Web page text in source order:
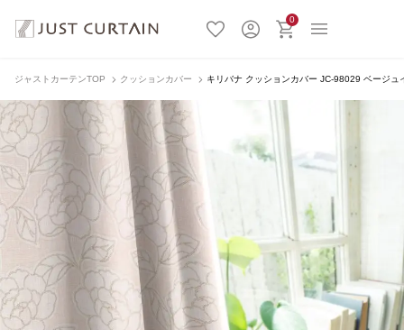
0
ジャストカーテンTOP クッションカバー キリバナ クッションカバー JC-98029 ベージュ